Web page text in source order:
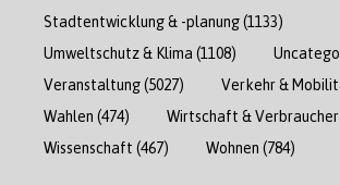
Stadtentwicklung & -planung(1133)
Umweltschutz & Klima (1108)
Veranstaltung(5027) Verkehr &
Wahlen (474) Wirtschaft & Verbraucher
Wissenschaft (467) Wohnen (784)